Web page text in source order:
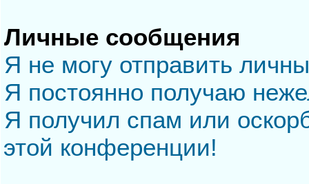
Личные сообщения
Я не могу отправить
Я постоянно получаю
Я получил спам или
этой конференции!